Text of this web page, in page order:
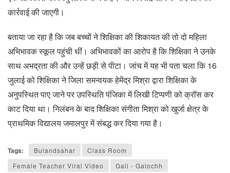
कार्रवाई की जाएगी।
बताया जा रहा है कि जब बच्चों ने शिक्षिका की शिकायत की तो दो महिला
अभिभावक स्कूल पहुंची थीं। अभिभावकों का आरोप है कि शिक्षिका ने उनके
साथ अभद्रता की और उन्हें छड़ी से पीटा। जांच में यह भी पता चला कि 16
जुलाई को शिक्षिका ने जिला समन्वयक हेमेंद्र मिश्रा द्वारा शिक्षिका के
अनुपस्थित पाए जाने पर उपस्थिति पंजिका में लिखी टिप्पणी को क्रॉस कर
काट दिया था। निलंबन के बाद शिक्षिका संगीता मिश्रा को खुर्जा क्षेत्र के
प्राथमिक विद्यालय जमालपुर में संबद्ध कर दिया गया है।
Tags: Bulandsahar
Class Room
Female Teacher Viral Video
Gali - Galochh